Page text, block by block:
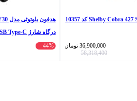
36,900,000 تومان
58,318,400
نشانگر LED، پشتیبانی از فرمان لمسی، طراحی ارگونومیک
44%